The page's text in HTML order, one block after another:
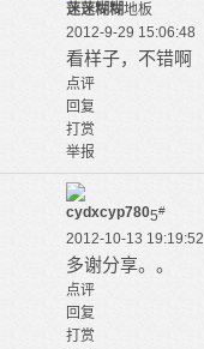
蒾蒾糊糊地板
2012-9-29 15:06:48
看样子，不错啊
点评
回复
打赏
举报
cydxcyp7805#
2012-10-13 19:19:52
多谢分享。。
点评
回复
打赏